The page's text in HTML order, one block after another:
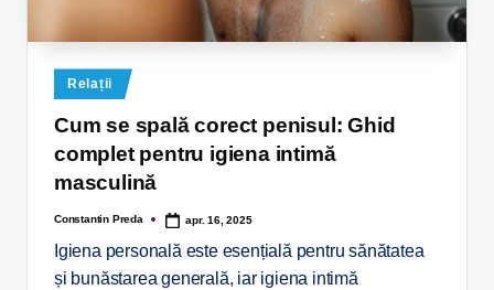
Relații
Cum se spală corect penisul: Ghid
complet pentru igiena intimă
masculină
Constantin Preda apr. 16, 2025
Igiena personală este esențială pentru sănătatea
și bunăstarea generală, iar igiena intimă